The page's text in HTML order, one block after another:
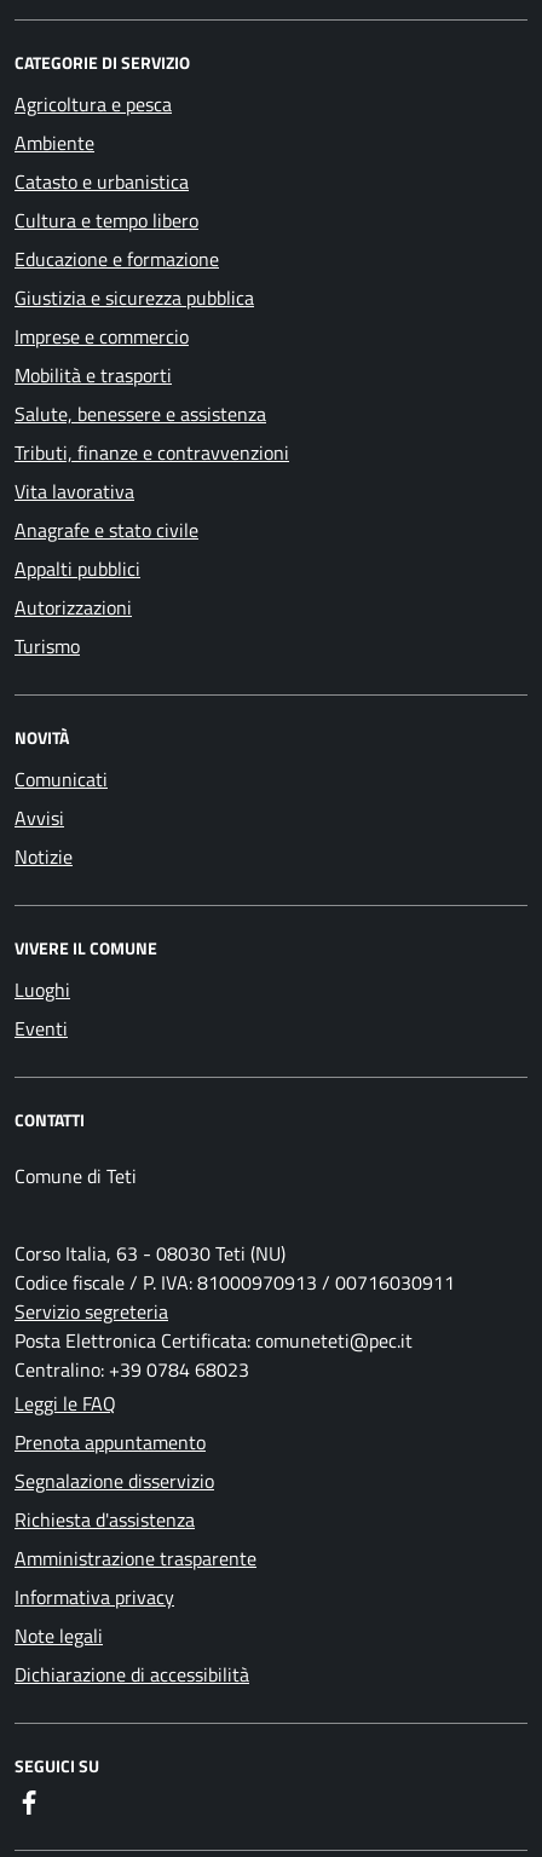
CATEGORIE DI SERVIZIO
Agricoltura e pesca
Ambiente
Catasto e urbanistica
Cultura e tempo libero
Educazione e formazione
Giustizia e sicurezza pubblica
Imprese e commercio
Mobilità e trasporti
Salute, benessere e assistenza
Tributi, finanze e contravvenzioni
Vita lavorativa
Anagrafe e stato civile
Appalti pubblici
Autorizzazioni
Turismo
NOVITÀ
Comunicati
Avvisi
Notizie
VIVERE IL COMUNE
Luoghi
Eventi
CONTATTI
Comune di Teti
Corso Italia, 63 - 08030 Teti (NU)
Codice fiscale / P. IVA: 81000970913 / 00716030911
Servizio segreteria
Posta Elettronica Certificata: comuneteti@pec.it
Centralino: +39 0784 68023
Leggi le FAQ
Prenota appuntamento
Segnalazione disservizio
Richiesta d'assistenza
Amministrazione trasparente
Informativa privacy
Note legali
Dichiarazione di accessibilità
SEGUICI SU